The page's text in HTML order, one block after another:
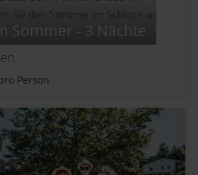
Sommer - 3 Nächte
Sie den Sommer im Schloss an
Person